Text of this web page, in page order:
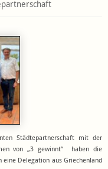
Städtepartnerschaft mit der
von „3 gewinnt“ haben die
eine Delegation aus Griechenland